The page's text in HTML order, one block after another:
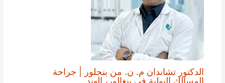
الدكتور تشاندان م. ن. من بنجلور | جراحة
المسالك البولية في بنغالور، الهند